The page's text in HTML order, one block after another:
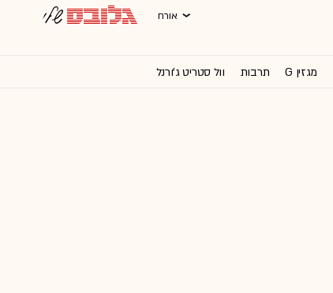
אורח
מגזין G תרבות וול סטריט ג'ורנל